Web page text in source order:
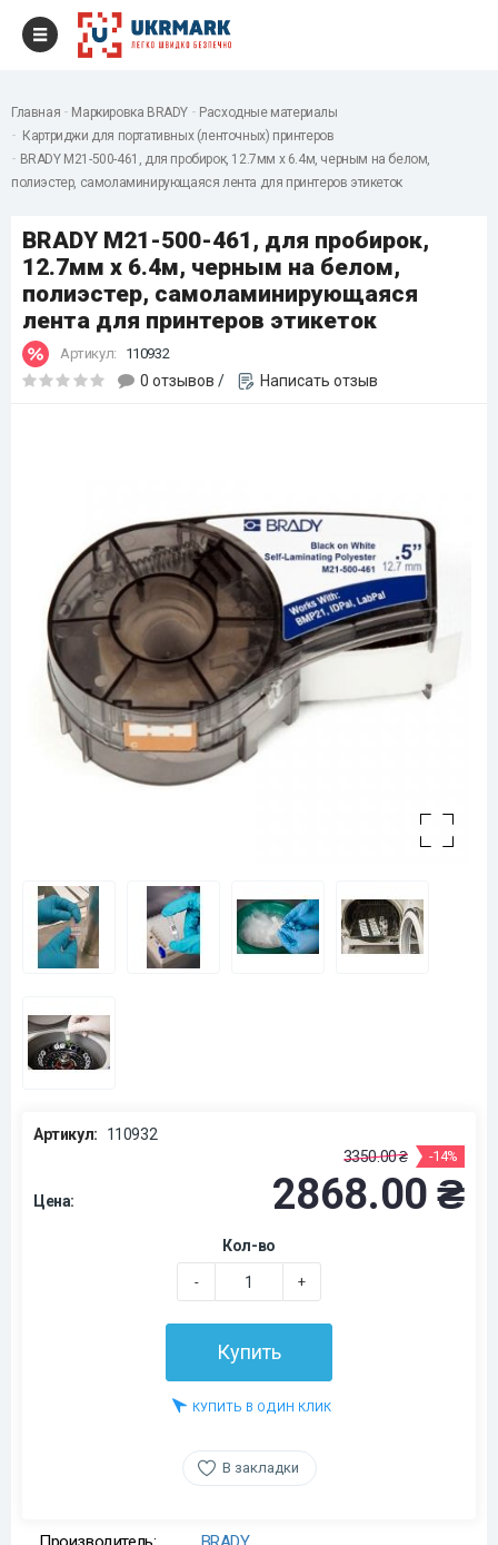
Главная Маркировка BRADY
Расходные материалы
Картриджи для портативных (ленточных) принтеров
BRADY M21-500-461, для пробирок, 12.7мм х 6.4м, черным на белом,
полиэстер, самоламинирующаяся лента для принтеров этикеток
BRADY M21-500-461, для пробирок,
12.7мм х 6.4м, черным на белом,
полиэстер, самоламинирующаяся
лента для принтеров этикеток
Артикул: 110932
0 отзывов / Написать отзыв
Артикул: 110932
Цена:
3350.00 ₴ -14%
2868.00 ₴
Кол-во
- +
Купить
КУПИТЬ В ОДИН КЛИК
В закладки